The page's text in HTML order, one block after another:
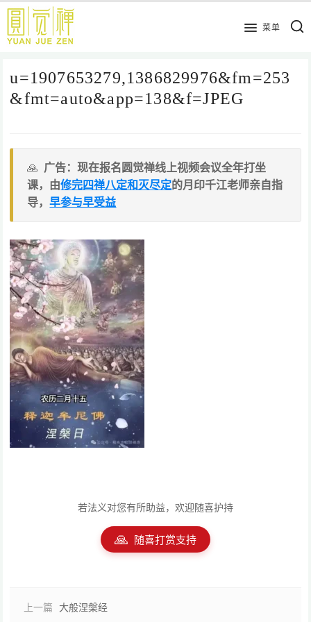
跳
主
内
菜单
u=1907653279,1386829976&fm=253
&fmt=auto&app=138&f=JPEG
广告：现在报名圆觉禅线上视频会议全年打坐
课，由修完四禅八定和灭尽定的月印千江老师亲自指
导，早参与早受益
若法义对您有所助益，欢迎随喜护持
🙏 随喜打赏支持
上一篇 大般涅槃经